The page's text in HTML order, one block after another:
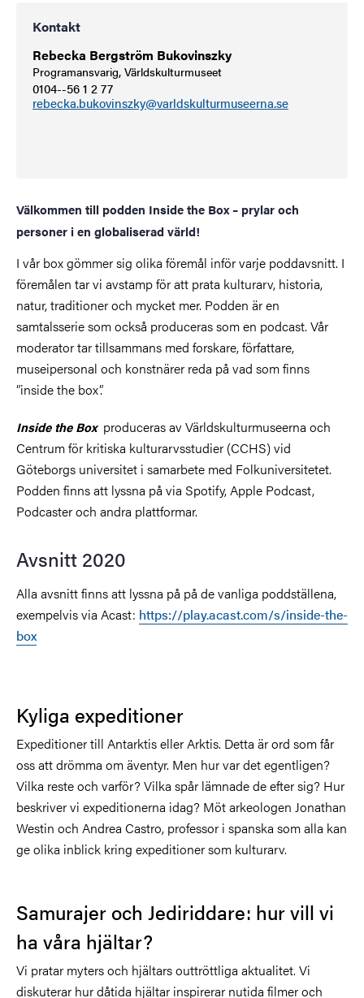
Kontakt
Rebecka Bergström Bukovinszky
Programansvarig, Världskulturmuseet
0104--56 1 2 77
rebecka.bukovinszky@varldskulturmuseerna.se
Välkommen till podden Inside the Box – prylar och
personer i en globaliserad värld!
I vår box gömmer sig olika föremål inför varje poddavsnitt. I
föremålen tar vi avstamp för att prata kulturarv, historia,
natur, traditioner och mycket mer. Podden är en
samtalsserie som också produceras som en podcast. Vår
moderator tar tillsammans med forskare, författare,
museipersonal och konstnärer reda på vad som finns
”inside the box”.
Inside the Boxproduceras av Världskulturmuseerna och
Centrum för kritiska kulturarvsstudier (CCHS) vid
Göteborgs universitet i samarbete med Folkuniversitetet.
Podden finns att lyssna på via Spotify, Apple Podcast,
Podcaster och andra plattformar.
Avsnitt 2020
Alla avsnitt finns att lyssna på på de vanliga poddställena,
exempelvis via Acast: https://play.acast.com/s/inside-the-
box
Kyliga expeditioner
Expeditioner till Antarktis eller Arktis. Detta är ord som får
oss att drömma om äventyr. Men hur var det egentligen?
Vilka reste och varför? Vilka spår lämnade de efter sig? Hur
beskriver vi expeditionerna idag? Möt arkeologen Jonathan
Westin och Andrea Castro, professor i spanska som alla kan
ge olika inblick kring expeditioner som kulturarv.
Samurajer och Jediriddare: hur vill vi
ha våra hjältar?
Vi pratar myters och hjältars outtröttliga aktualitet. Vi
diskuterar hur dåtida hjältar inspirerar nutida filmer och